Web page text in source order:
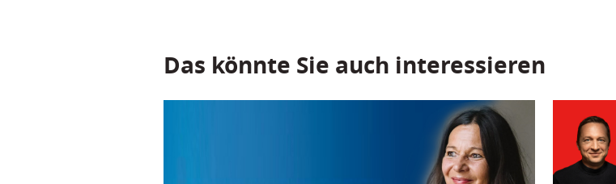
Das könnte Sie auch interessieren